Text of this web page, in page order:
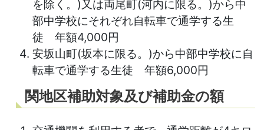
を除く。)又は両尾町(河内に限る。)から中
部中学校にそれぞれ自転車で通学する生
徒 年額4,000円
安坂山町(坂本に限る。)から中部中学校に自
転車で通学する生徒 年額6,000円
関地区補助対象及び補助金の額